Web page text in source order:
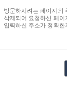
방문하시려는 페이지의
삭제되어 요청하신 페
입력하신 주소가 정확